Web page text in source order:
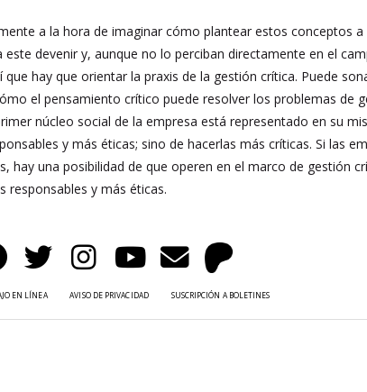
a la hora de imaginar cómo plantear estos conceptos
devenir y, aunque no lo perciban directamente en el
que hay que orientar la praxis de la gestión crítica. Puede
el pensamiento crítico puede resolver los problemas de
núcleo social de la empresa está representado en su
y más éticas; sino de hacerlas más críticas. Si las
hay una posibilidad de que operen en el marco de gestión
responsables y más éticas.
EN LÍNEA AVISO DE PRIVACIDAD SUSCRIPCIÓN A BOLETINES